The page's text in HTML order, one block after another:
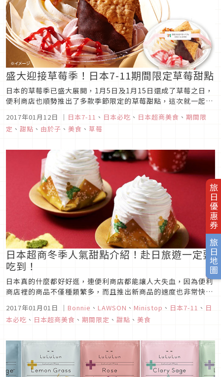
旅日優惠券
旅日地圖
盛大迎接草莓季！日本7-11期間限定草莓甜點
日本的草莓季已盛大展開，1月5日及1月15日還成了草莓之日，
便利商店也順勢推出了多款季節限定的草莓甜點，這次就一起來
2017年01月12日 ｜ 日本7-11 、 日本必吃 、 日本超商美食 、 期間限
定 、 甜點 、 由於子 、 美食 、 草莓
日本超商冬季人氣甜點介紹！赴日旅遊一定要
吃到！
日本真的什麼都好好逛，連便利商店都能讓人大失血，因為便利
商店裡的商品不僅種類繁多，而且推出新商品的速度也非常快，
到，叫人怎能不對便利店又愛又恨呢？
2017年01月01日 ｜ Bonnie 、 LAWSON 、 Ministop 、 日本7-11 、 日
本必吃 、 日本超商美食 、 期間限定 、 甜點 、 美食